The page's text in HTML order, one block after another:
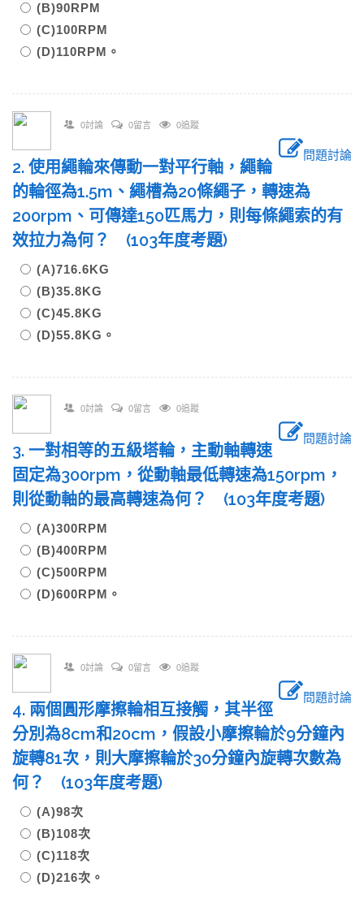
(B)90RPM
(C)100RPM
(D)110RPM。
0討論 0留言 0追蹤
問題討論
2. 使用繩輪來傳動一對平行軸，繩輪
的輪徑為1.5m、繩槽為20條繩子，轉速為
200rpm、可傳達150匹馬力，則每條繩索的有
效拉力為何？ (103年度考題)
(A)716.6KG
(B)35.8KG
(C)45.8KG
(D)55.8KG。
0討論 0留言 0追蹤
問題討論
3. 一對相等的五級塔輪，主動軸轉速
固定為300rpm，從動軸最低轉速為150rpm，
則從動軸的最高轉速為何？ (103年度考題)
(A)300RPM
(B)400RPM
(C)500RPM
(D)600RPM。
0討論 0留言 0追蹤
問題討論
4. 兩個圓形摩擦輪相互接觸，其半徑
分別為8cm和20cm，假設小摩擦輪於9分鐘內
旋轉81次，則大摩擦輪於30分鐘內旋轉次數為
何？ (103年度考題)
(A)98次
(B)108次
(C)118次
(D)216次。